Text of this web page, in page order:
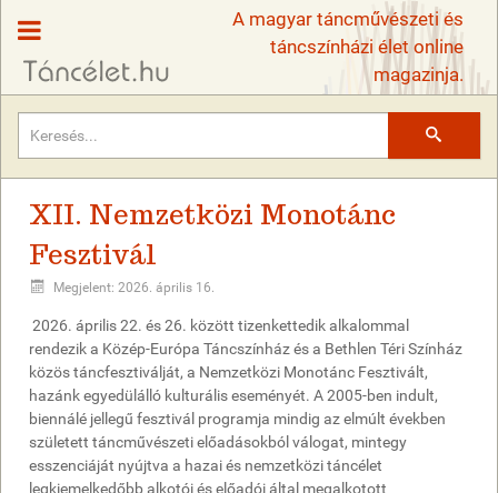
A magyar táncművészeti és
táncszínházi élet online
magazinja.
XII. Nemzetközi Monotánc
Fesztivál
Megjelent: 2026. április 16.
2026. április 22. és 26. között tizenkettedik alkalommal
rendezik a Közép-Európa Táncszínház és a Bethlen Téri Színház
közös táncfesztiválját, a Nemzetközi Monotánc Fesztivált,
hazánk egyedülálló kulturális eseményét. A 2005-ben indult,
biennálé jellegű fesztivál programja mindig az elmúlt években
született táncművészeti előadásokból válogat, mintegy
esszenciáját nyújtva a hazai és nemzetközi táncélet
legkiemelkedőbb alkotói és előadói által megalkotott